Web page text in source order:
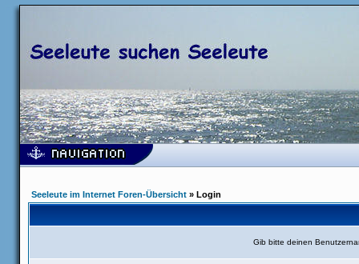
Seeleute im Internet Foren-Übersicht » Login
Gib bitte deinen